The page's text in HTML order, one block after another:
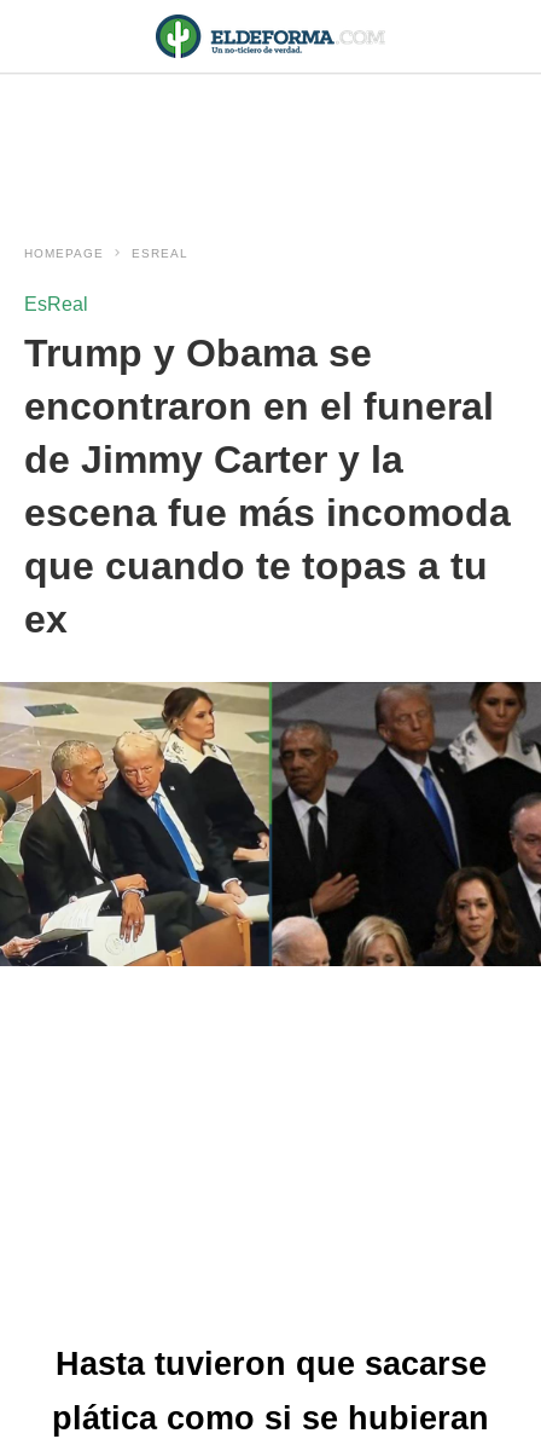
HOMEPAGE ESREAL
EsReal
Trump y Obama se
encontraron en el funeral
de Jimmy Carter y la
escena fue más incomoda
que cuando te topas a tu
ex
Hasta tuvieron que sacarse
plática como si se hubieran